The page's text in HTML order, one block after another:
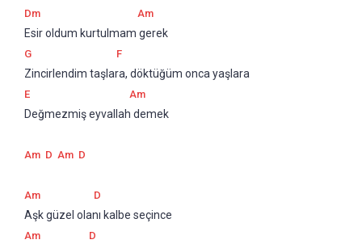
Dm Am
Esir oldum kurtulmam gerek
G F
Zincirlendim taşlara, döktüğüm onca yaşlara
E Am
Değmezmiş eyvallah demek
Am D Am D
Am D
Aşk güzel olanı kalbe seçince
Am D